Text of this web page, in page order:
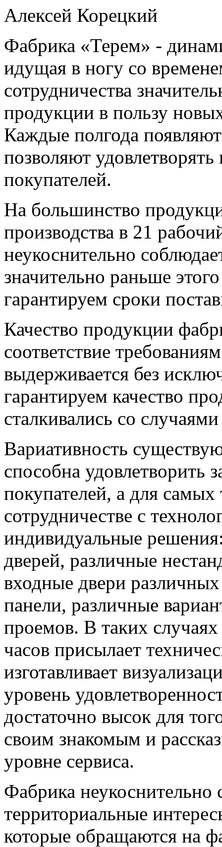
Алексей Корецкий
Фабрика «Терем» -
идущая в ногу со
сотрудничества
продукции в пользу
Каждые полгода
позволяют
покупателей.
На большинство
производства в 21
неукоснительно
значительно раньше
гарантируем сроки
Качество продукции
соответствие
выдерживается без
гарантируем качество
сталкивались со
Вариативность
способна удовлетворить
покупателей, а для
сотрудничестве с
индивидуальные
дверей, различные
входные двери
панели, различные
проемов. В таких случаях
часов присылает
изготавливает
уровень
достаточно высок для
своим знакомым и
уровне сервиса.
Фабрика
территориальные
которые обращаются на